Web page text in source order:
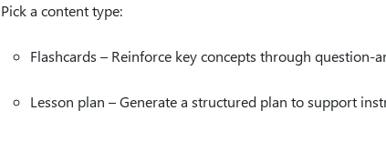
Pick a content type:
Flashcards – Reinforce key concepts through question-
Lesson plan – Generate a structured plan to support